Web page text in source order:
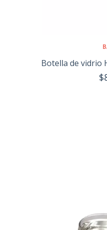
Botella de vidrio